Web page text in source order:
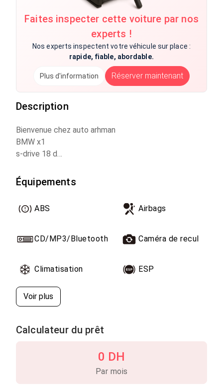
Faites inspecter cette voiture par nos
experts !
Nos experts inspectent votre véhicule sur place :
rapide, fiable, abordable.
Plus d'information Réserver maintenant
Description
Bienvenue chez auto arhman
BMW x1
s-drive 18 d
Modèle 2019
116000km certifié
En acceptant également les reprises et merci
Équipements
ABS Airbags
CD/MP3/Bluetooth Caméra de recul
Climatisation ESP
Voir plus
Calculateur du prêt
0 DH
Par mois